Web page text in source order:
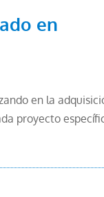
en
en la
proyecto